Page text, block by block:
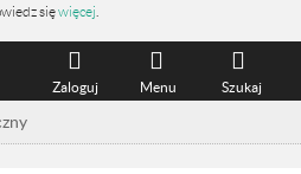
sięwięcej
Szukaj
Menu
Zaloguj